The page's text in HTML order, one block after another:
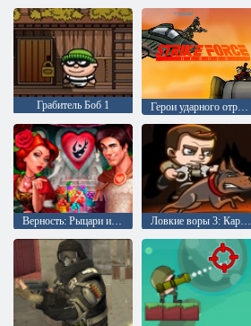
Грабитель Боб 1 Герои ударного отряда 1
Верность: Рыцари и Принцессы Ловкие воры 3: Караульная служба